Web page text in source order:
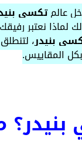
عالمتكسي
لك لماذا نعتبر
بنيدر،
المقاييس.